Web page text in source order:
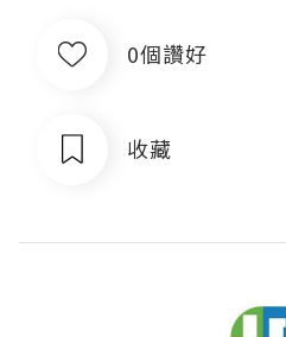
0個讚好
收藏